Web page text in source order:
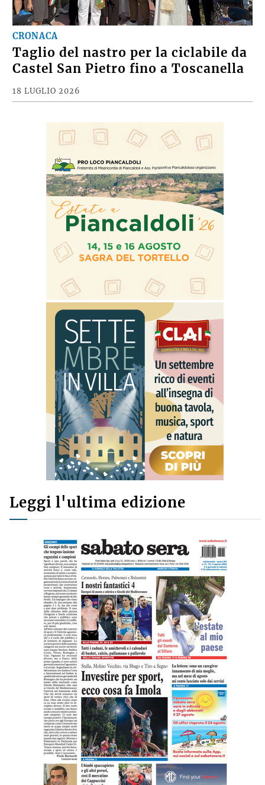
CRONACA
Taglio del nastro per la ciclabile da
Castel San Pietro fino a Toscanella
18 LUGLIO 2026
Leggi l'ultima edizione